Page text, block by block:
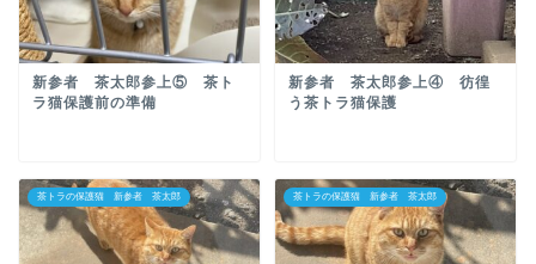
新参者 茶太郎参上⑤ 茶ト
ラ猫保護前の準備
新参者 茶太郎参上④ 彷徨
う茶トラ猫保護
茶トラの保護猫 新参者 茶太郎 茶トラの保護猫 新参者 茶太郎